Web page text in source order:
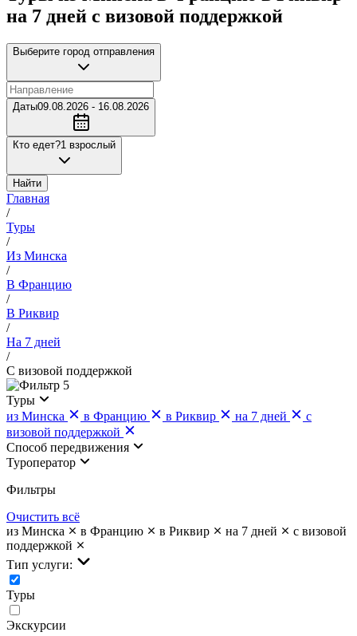
на 7 дней с визовой поддержкой
Выберите город отправления
Даты09.08.2026 - 16.08.2026
Кто едет?1 взрослый
Найти
Главная
/
Туры
/
Из Минска
/
В Францию
/
В Риквир
/
На 7 дней
/
С визовой поддержкой
5
Туры
из Минска
в Францию в Риквир на 7 дней
с
визовой поддержкой
Cпособ передвижения
Туроператор
Фильтры
Очистить всё
из Минска
в Францию в Риквир на 7 дней
с визовой
поддержкой
Тип услуги:
Туры
Экскурсии